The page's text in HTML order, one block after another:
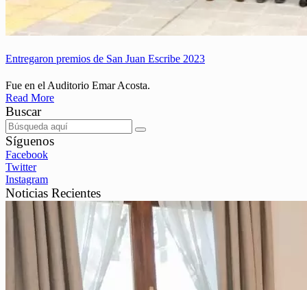
Entregaron premios de San Juan Escribe 2023
Fue en el Auditorio Emar Acosta.
Read More
Buscar
Síguenos
Facebook
Twitter
Instagram
Noticias Recientes